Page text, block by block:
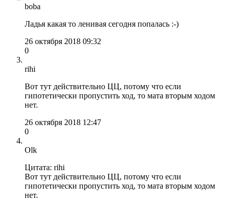
boba
Ладья какая то ленивая сегодня попалась :-)
26 октября 2018 09:32
0
rihi
Вот тут действительно ЦЦ, потому что если
гипотетически пропустить ход, то мата вторым ходом
нет.
26 октября 2018 12:47
0
Olk
Цитата: rihi
Вот тут действительно ЦЦ, потому что если
гипотетически пропустить ход, то мата вторым ходом
нет.